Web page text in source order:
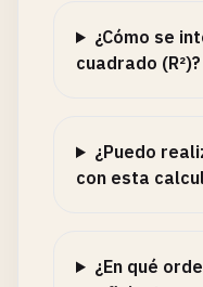
¿Cómo se
cuadrado (R²)?
¿Puedo
con esta
¿En qué